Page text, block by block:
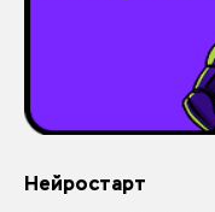
Нейростарт